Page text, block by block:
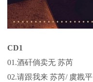
CD1
01.酒矸倘卖无 苏芮
02.请跟我来 苏芮/ 虞戡平